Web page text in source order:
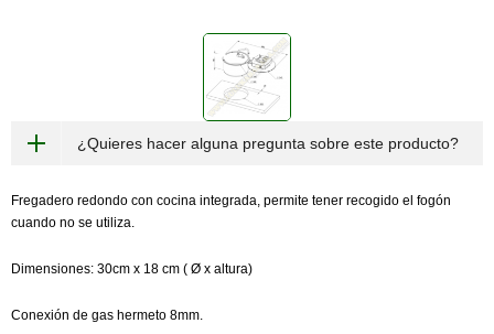
¿Quieres hacer alguna pregunta sobre este producto?
Fregadero redondo con cocina integrada, permite tener recogido el fogón
cuando no se utiliza.
Dimensiones: 30cm x 18 cm ( Ø x altura)
Conexión de gas hermeto 8mm.